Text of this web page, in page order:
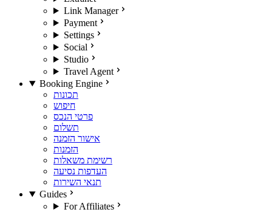
Link Manager
Payment
Settings
Social
Studio
Travel Agent
Booking Engine
תכונות
חיפוש
פרטי הנכס
תשלום
אישור הזמנה
הזמנות
רשימת משאלות
העדפות נסיעה
תנאי השירות
Guides
For Affiliates